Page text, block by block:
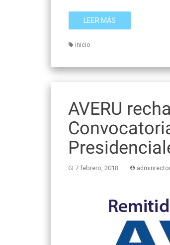
LEER MÁS
inicio
AVERU
7 febrero, 2018